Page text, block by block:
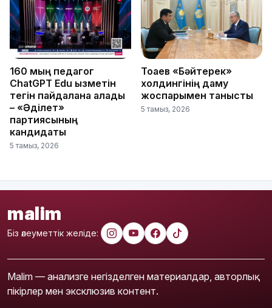
160 мың педагог
ChatGPT Edu қызметін
тегін пайдалана алады
– «Әділет»
партиясының
кандидаты
5 тамыз, 2026
Тоқаев «Бәйтерек»
холдингінің даму
жоспарымен танысты
5 тамыз, 2026
malim
Біз әлеуметтік желіде:
Malim — анализге негізделген материалдар, авторлық
пікірлер мен эксклюзив контент.